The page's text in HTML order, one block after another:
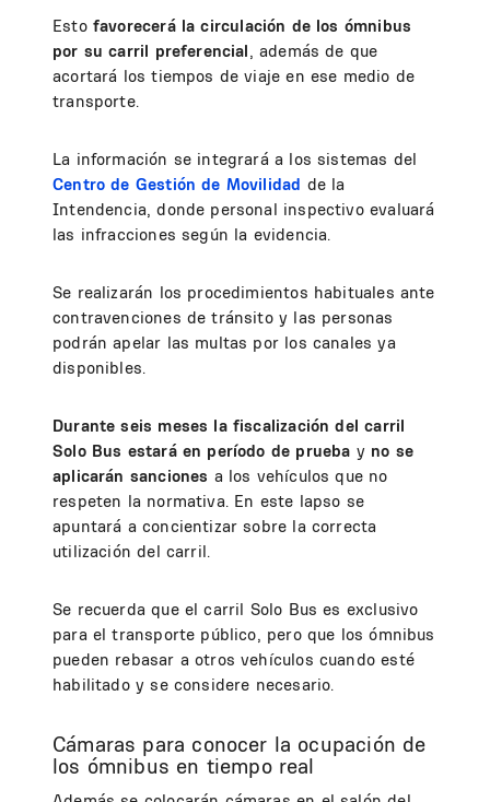
Esto favorecerá la circulación de los ómnibus
por su carril preferencial, además de que
acortará los tiempos de viaje en ese medio de
transporte.
La información se integrará a los sistemas del
Centro de Gestión de Movilidad de la
Intendencia, donde personal inspectivo evaluará
las infracciones según la evidencia.
Se realizarán los procedimientos habituales ante
contravenciones de tránsito y las personas
podrán apelar las multas por los canales ya
disponibles.
Durante seis meses la fiscalización del carril
Solo Bus estará en período de prueba y no se
aplicarán sanciones a los vehículos que no
respeten la normativa. En este lapso se
apuntará a concientizar sobre la correcta
utilización del carril.
Se recuerda que el carril Solo Bus es exclusivo
para el transporte público, pero que los ómnibus
pueden rebasar a otros vehículos cuando esté
habilitado y se considere necesario.
Cámaras para conocer la ocupación de
los ómnibus en tiempo real